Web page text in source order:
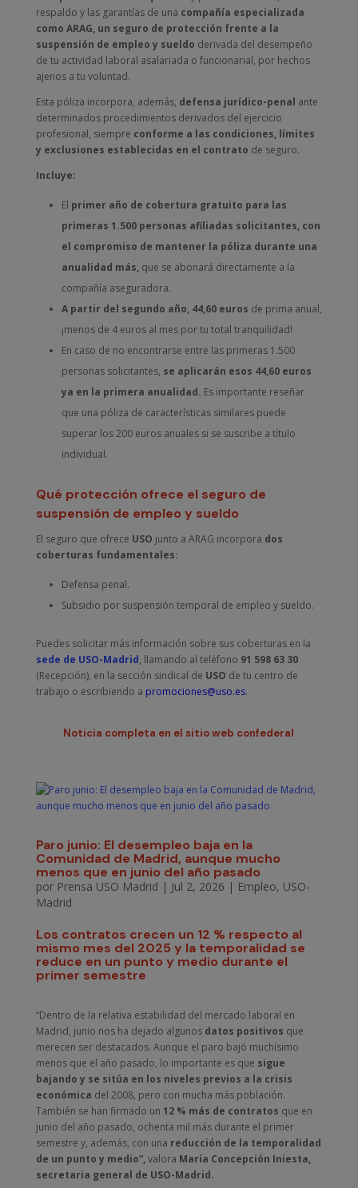
respaldo y las garantías de una compañía especializada
como ARAG, un seguro de protección frente a la
suspensión de empleo y sueldo derivada del desempeño
de tu actividad laboral asalariada o funcionarial, por hechos
ajenos a tu voluntad.
Esta póliza incorpora, además, defensa jurídico-penal ante
determinados procedimientos derivados del ejercicio
profesional, siempre conforme a las condiciones, límites
y exclusiones establecidas en el contrato de seguro.
Incluye:
El primer año de cobertura gratuito para las
primeras 1.500 personas afiliadas solicitantes, con
el compromiso de mantener la póliza durante una
anualidad más,que se abonará directamente a la
compañía aseguradora.
A partir del segundo año, 44,60 euros de prima anual,
¡menos de 4 euros al mes por tu total tranquilidad!
En caso de no encontrarse entre las primeras 1.500
personas solicitantes, se aplicarán esos 44,60 euros
ya en la primera anualidad. Es importante reseñar
que una póliza de características similares puede
superar los 200 euros anuales si se suscribe a título
individual.
Qué protección ofrece el seguro de
suspensión de empleo y sueldo
El seguro que ofrece USO junto a ARAG incorpora dos
coberturas fundamentales:
Defensa penal.
Subsidio por suspensión temporal de empleo y sueldo.
Puedes solicitar más información sobre sus coberturas en la
sede de USO-Madrid, llamando al teléfono 91 598 63 30
(Recepción), en la sección sindical de USO de tu centro de
trabajo o escribiendo a promociones@uso.es.
Noticia completa en el sitio web confederal
Paro junio: El desempleo baja en la
Comunidad de Madrid, aunque mucho
menos que en junio del año pasado
por Prensa USO Madrid | Jul 2, 2026 | Empleo, USO-
Madrid
Los contratos crecen un 12 % respecto al
mismo mes del 2025 y la temporalidad se
reduce en un punto y medio durante el
primer semestre
“Dentro de la relativa estabilidad del mercado laboral en
Madrid, junio nos ha dejado algunos datos positivos que
merecen ser destacados. Aunque el paro bajó muchísimo
menos que el año pasado, lo importante es que sigue
bajando y se sitúa en los niveles previos a la crisis
económica del 2008, pero con mucha más población.
También se han firmado un 12 % más de contratos que en
junio del año pasado, ochenta mil más durante el primer
semestre y, además, con una reducción de la temporalidad
de un punto y medio”,valora María Concepción Iniesta,
secretaria general de USO-Madrid.